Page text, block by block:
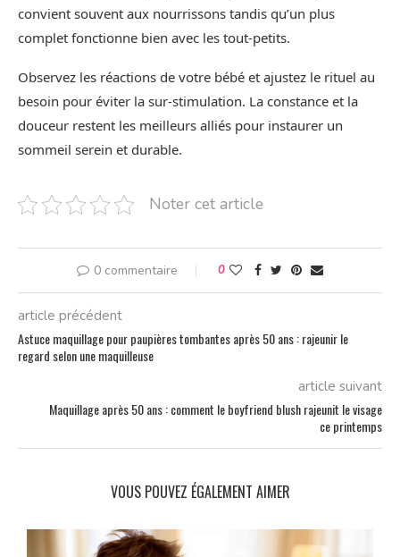
convient souvent aux nourrissons tandis qu’un plus
complet fonctionne bien avec les tout-petits.
Observez les réactions de votre bébé et ajustez le rituel au
besoin pour éviter la sur-stimulation. La constance et la
douceur restent les meilleurs alliés pour instaurer un
sommeil serein et durable.
Noter cet article
0 commentaire 0
article précédent
Astuce maquillage pour paupières tombantes après 50 ans : rajeunir le
regard selon une maquilleuse
article suivant
Maquillage après 50 ans : comment le boyfriend blush rajeunit le visage
ce printemps
VOUS POUVEZ ÉGALEMENT AIMER